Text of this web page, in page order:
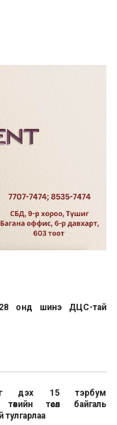
онд шинэ ДЦС-тай
дэх 15 тэрбум
төсөл байгаль
тулгарлаа